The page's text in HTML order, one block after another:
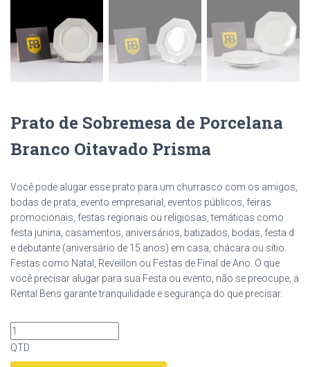
Prato de Sobremesa de Porcelana
Branco Oitavado Prisma
Você pode alugar esse prato para um churrasco com os amigos,
bodas de prata, evento empresarial, eventos públicos, feiras
promocionais, festas regionais ou religiosas, temáticas como
festa junina, casamentos, aniversários, batizados, bodas, festa d
e debutante (aniversário de 15 anos) em casa, chácara ou sítio.
Festas como Natal, Reveillon ou Festas de Final de Ano. O que
você precisar alugar para sua Festa ou evento, não se preocupe, a
Rental Bens garante tranquilidade e segurança do que precisar.
QTD